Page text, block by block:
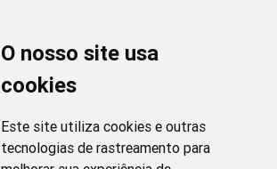
O nosso site usa
cookies
Este site utiliza cookies e outras
tecnologias de rastreamento para